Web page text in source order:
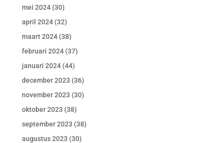
mei 2024(30)
april 2024(32)
maart 2024(38)
februari 2024(37)
januari 2024(44)
december 2023 (36)
november 2023 (30)
oktober 2023 (38)
september 2023 (38)
augustus 2023 (30)